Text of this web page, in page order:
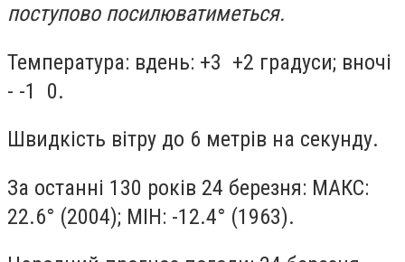
поступово посилюватиметься.
Температура: вдень: +3 +2 градуси; вночі
- -1 0.
Швидкість вітру до 6 метрів на секунду.
За останні 130 років 24 березня: МАКС:
22.6° (2004); МІН: -12.4° (1963).